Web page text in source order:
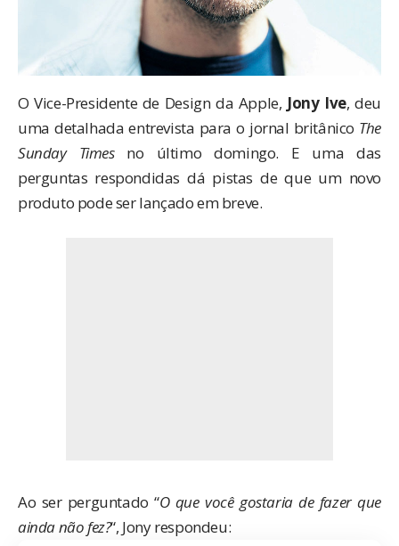
O Vice-Presidente de Design da Apple, Jony Ive, deu
uma detalhada entrevista para o jornal britânico The
Sunday Timesno último domingo. E uma das
perguntas respondidas dá pistas de que um novo
produto pode ser lançado em breve.
Ao ser perguntado “O que você gostaria de fazer que
ainda não fez?“, Jony respondeu: